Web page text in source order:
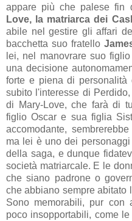
appare più che palese fin
Love, la matriarca dei
abile nel gestire gli affari
bacchetta suo fratello
lei, nel manovrare suo figlio
una decisione
forte e piena di personalità
subito l'interesse di
di Mary-Love, che farà di
figlio Oscar e sua figlia
accomodante,
ma lei è uno dei
della saga, e dunque
società matriarcale. E le
che siano padrone o
che abbiano sempre abitato
Sono memorabili, pur con
poco insopportabili, come